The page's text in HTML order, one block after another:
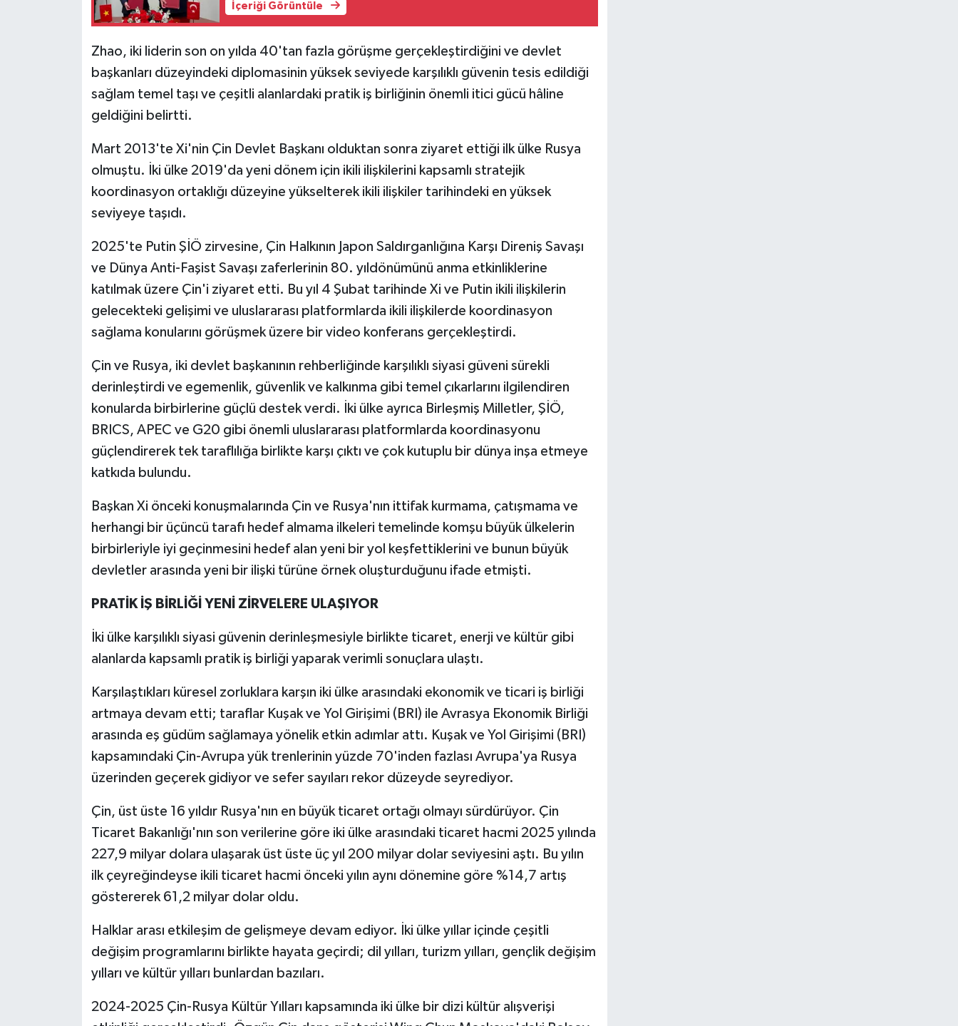
İçeriği Görüntüle
Zhao, iki liderin son on yılda 40'tan fazla görüşme gerçekleştirdiğini ve devlet
başkanları düzeyindeki diplomasinin yüksek seviyede karşılıklı güvenin tesis edildiği
sağlam temel taşı ve çeşitli alanlardaki pratik iş birliğinin önemli itici gücü hâline
geldiğini belirtti.
Mart 2013'te Xi'nin Çin Devlet Başkanı olduktan sonra ziyaret ettiği ilk ülke Rusya
olmuştu. İki ülke 2019'da yeni dönem için ikili ilişkilerini kapsamlı stratejik
koordinasyon ortaklığı düzeyine yükselterek ikili ilişkiler tarihindeki en yüksek
seviyeye taşıdı.
2025'te Putin ŞİÖ zirvesine, Çin Halkının Japon Saldırganlığına Karşı Direniş Savaşı
ve Dünya Anti-Faşist Savaşı zaferlerinin 80. yıldönümünü anma etkinliklerine
katılmak üzere Çin'i ziyaret etti. Bu yıl 4 Şubat tarihinde Xi ve Putin ikili ilişkilerin
gelecekteki gelişimi ve uluslararası platformlarda ikili ilişkilerde koordinasyon
sağlama konularını görüşmek üzere bir video konferans gerçekleştirdi.
Çin ve Rusya, iki devlet başkanının rehberliğinde karşılıklı siyasi güveni sürekli
derinleştirdi ve egemenlik, güvenlik ve kalkınma gibi temel çıkarlarını ilgilendiren
konularda birbirlerine güçlü destek verdi. İki ülke ayrıca Birleşmiş Milletler, ŞİÖ,
BRICS, APEC ve G20 gibi önemli uluslararası platformlarda koordinasyonu
güçlendirerek tek taraflılığa birlikte karşı çıktı ve çok kutuplu bir dünya inşa etmeye
katkıda bulundu.
Başkan Xi önceki konuşmalarında Çin ve Rusya'nın ittifak kurmama, çatışmama ve
herhangi bir üçüncü tarafı hedef almama ilkeleri temelinde komşu büyük ülkelerin
birbirleriyle iyi geçinmesini hedef alan yeni bir yol keşfettiklerini ve bunun büyük
devletler arasında yeni bir ilişki türüne örnek oluşturduğunu ifade etmişti.
PRATİK İŞ BİRLİĞİ YENİ ZİRVELERE ULAŞIYOR
İki ülke karşılıklı siyasi güvenin derinleşmesiyle birlikte ticaret, enerji ve kültür gibi
alanlarda kapsamlı pratik iş birliği yaparak verimli sonuçlara ulaştı.
Karşılaştıkları küresel zorluklara karşın iki ülke arasındaki ekonomik ve ticari iş birliği
artmaya devam etti; taraflar Kuşak ve Yol Girişimi (BRI) ile Avrasya Ekonomik Birliği
arasında eş güdüm sağlamaya yönelik etkin adımlar attı. Kuşak ve Yol Girişimi (BRI)
kapsamındaki Çin-Avrupa yük trenlerinin yüzde 70'inden fazlası Avrupa'ya Rusya
üzerinden geçerek gidiyor ve sefer sayıları rekor düzeyde seyrediyor.
Çin, üst üste 16 yıldır Rusya'nın en büyük ticaret ortağı olmayı sürdürüyor. Çin
Ticaret Bakanlığı'nın son verilerine göre iki ülke arasındaki ticaret hacmi 2025 yılında
227,9 milyar dolara ulaşarak üst üste üç yıl 200 milyar dolar seviyesini aştı. Bu yılın
ilk çeyreğindeyse ikili ticaret hacmi önceki yılın aynı dönemine göre %14,7 artış
göstererek 61,2 milyar dolar oldu.
Halklar arası etkileşim de gelişmeye devam ediyor. İki ülke yıllar içinde çeşitli
değişim programlarını birlikte hayata geçirdi; dil yılları, turizm yılları, gençlik değişim
yılları ve kültür yılları bunlardan bazıları.
2024-2025 Çin-Rusya Kültür Yılları kapsamında iki ülke bir dizi kültür alışverişi